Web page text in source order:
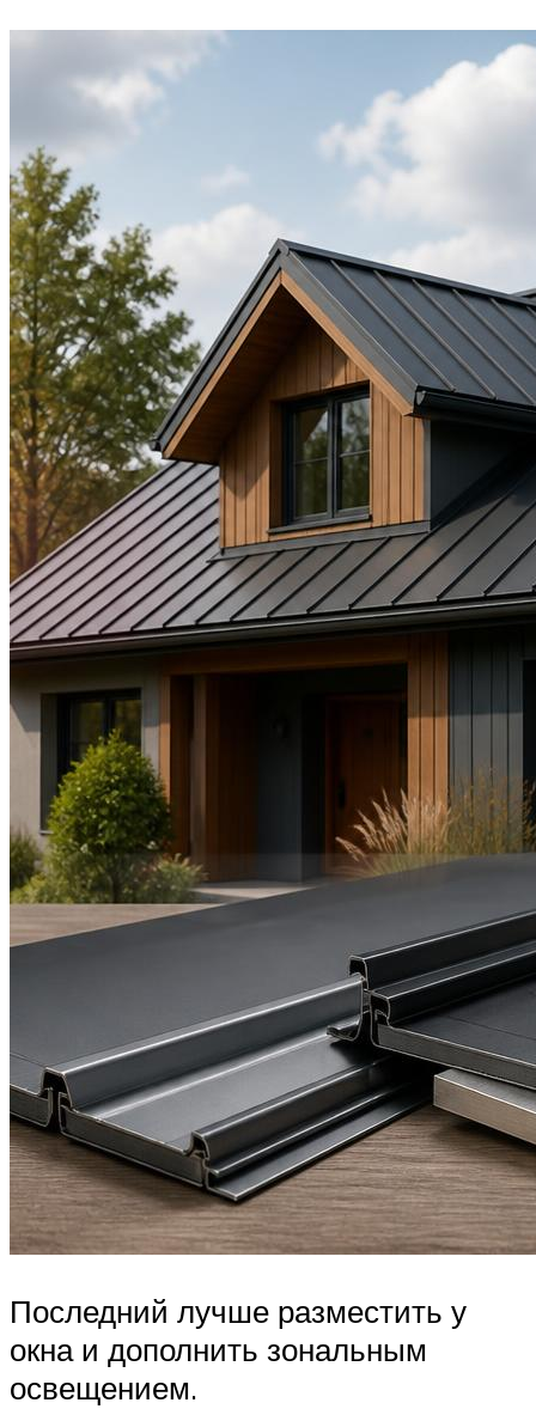
Последний лучше разместить у
окна и дополнить зональным
освещением.